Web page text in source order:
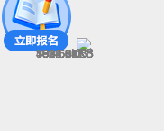
362.66KB
1664.11KB
5023.21KB
1611.69KB
339.65KB
482.57KB
1664.04KB
1919.85KB
1834.65KB
1834.65KB